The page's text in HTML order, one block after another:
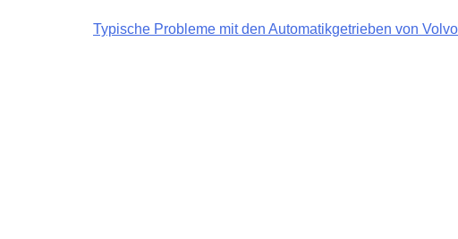
Typische Probleme mit den Automatikgetrieben von Volvo